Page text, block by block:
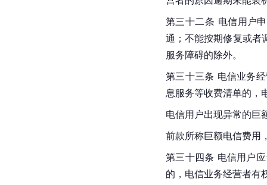
第三十二条 电信用户
通；不能按期修复或者
服务障碍的除外。
第三十三条 电信业务
息服务等收费清单的，
电信用户出现异常的巨
前款所称巨额电信费用
第三十四条 电信用户
的，电信业务经营者